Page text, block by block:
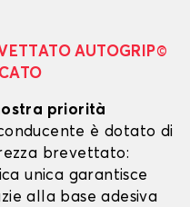
AUTOGRIP©
priorità
è dotato di
brevettato:
unica garantisce
alla base adesiva